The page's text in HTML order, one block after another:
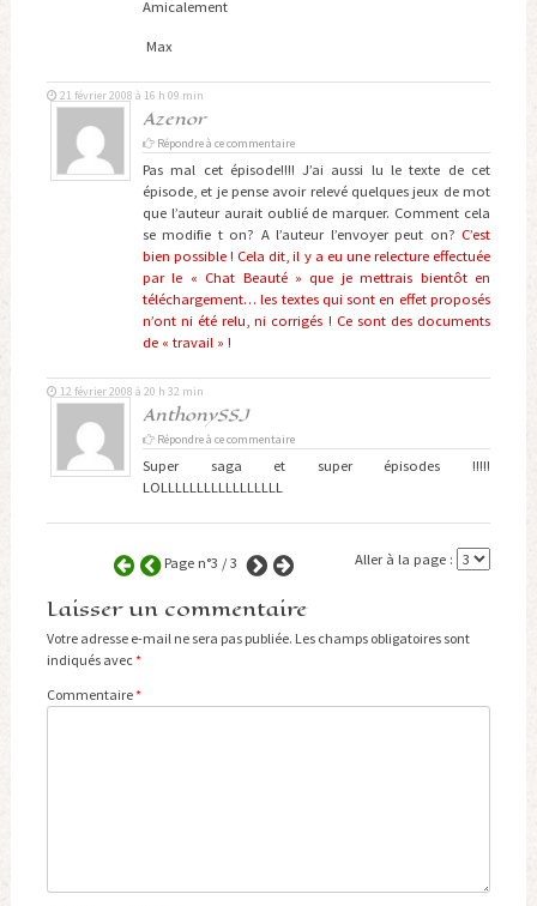
Amicalement
Max
Azenor
21 février 2008 à 16 h 09 min
Répondre à ce commentaire
Pas mal cet épisode!!!! J’ai aussi lu le texte de cet
épisode, et je pense avoir relevé quelques jeux de mot
que l’auteur aurait oublié de marquer. Comment cela
se modifie t on? A l’auteur l’envoyer peut on? C’est
bien possible ! Cela dit, il y a eu une relecture effectuée
par le « Chat Beauté » que je mettrais bientôt en
téléchargement… les textes qui sont en effet proposés
n’ont ni été relu, ni corrigés ! Ce sont des documents
de « travail » !
AnthonySSJ
12 février 2008 à 20 h 32 min
Répondre à ce commentaire
Super saga et super épisodes !!!!!
LOLLLLLLLLLLLLLLLLL
Aller à la page :
Page n°3 / 3
Laisser un commentaire
Votre adresse e-mail ne sera pas publiée. Les champs obligatoires sont
indiqués avec*
Commentaire*